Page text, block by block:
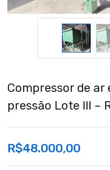
Compressor de ar
pressão Lote III –
R$48.000,00